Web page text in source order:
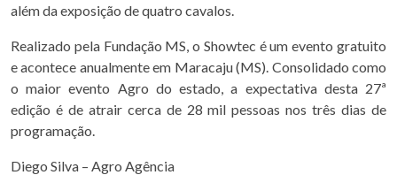
além da exposição de quatro cavalos.
Realizado pela Fundação MS, o Showtec é um evento gratuito
e acontece anualmente em Maracaju (MS). Consolidado como
o maior evento Agro do estado, a expectativa desta 27ª
edição é de atrair cerca de 28 mil pessoas nos três dias de
programação.
Diego Silva – Agro Agência